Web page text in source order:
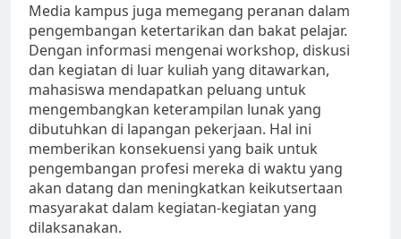
Media kampus juga memegang peranan dalam
pengembangan ketertarikan dan bakat pelajar.
Dengan informasi mengenai workshop, diskusi
dan kegiatan di luar kuliah yang ditawarkan,
mahasiswa mendapatkan peluang untuk
mengembangkan keterampilan lunak yang
dibutuhkan di lapangan pekerjaan. Hal ini
memberikan konsekuensi yang baik untuk
pengembangan profesi mereka di waktu yang
akan datang dan meningkatkan keikutsertaan
masyarakat dalam kegiatan-kegiatan yang
dilaksanakan.